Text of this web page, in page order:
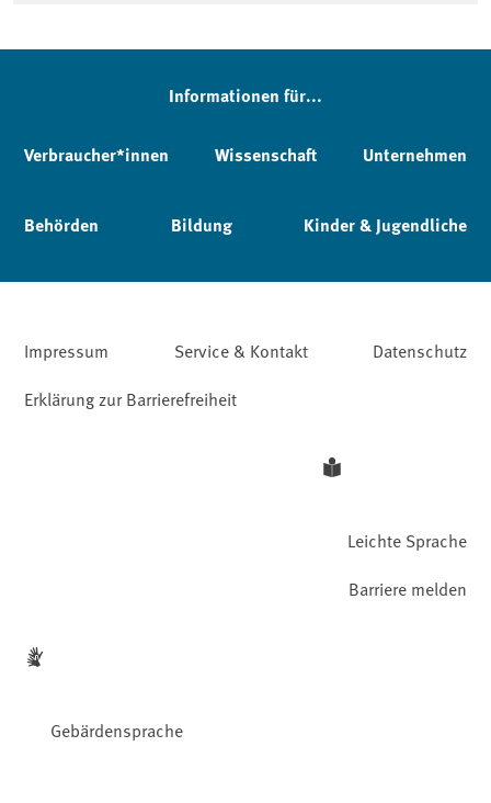
Informationen für...
Verbraucher*innen Wissenschaft Unternehmen
Behörden Bildung Kinder & Jugendliche
Impressum Service & Kontakt
Datenschutz
Erklärung zur Barrierefreiheit
Leichte Sprache
Gebärdensprache
Barriere melden